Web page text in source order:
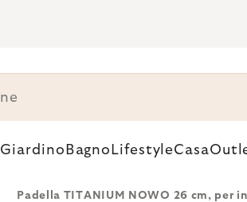
Giardino Bagno LifestyleCasa
Padella TITANIUM NOWO 26 cm, per